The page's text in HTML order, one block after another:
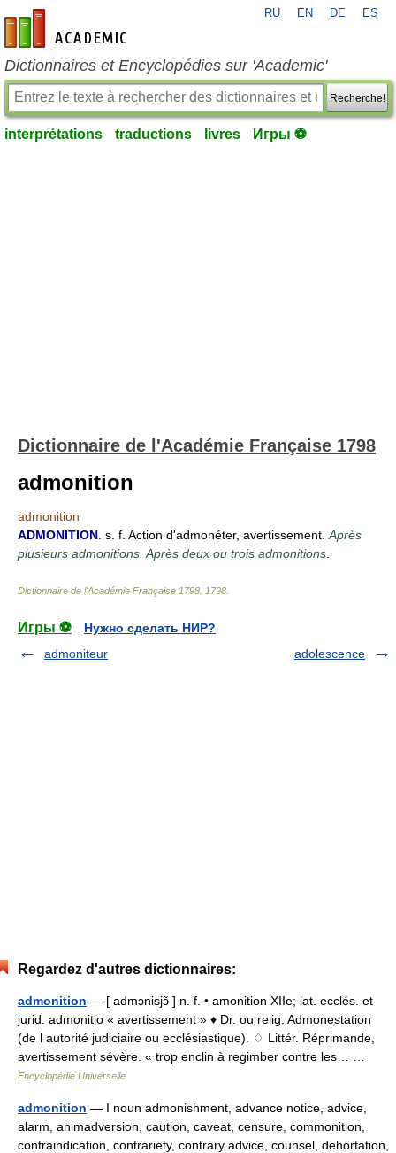
fr-academic.com
RU EN DE ES
Dictionnaires et Encyclopédies sur 'Academic'
Recherche!
interprétations traductions livres Игры ⚽
Dictionnaire de l'Académie Française 1798
admonition
admonition
ADMONITION . s. f. Action d'admonéter, avertissement. Après
plusieurs admonitions. Après deux ou trois admonitions
Dictionnaire de l'Académie Française 1798 1798
Игры ⚽
Нужно сделать НИР?
admoniteur
adolescence
Regardez d'autres dictionnaires:
admonition — [ admɔnisjɔ̃ ] n. f. • amonition XIIe; lat. ecclés. et
jurid. admonitio « avertissement » ♦ Dr. ou relig. Admonestation
(de l autorité judiciaire ou ecclésiastique). ♢ Littér. Réprimande,
avertissement sévère. « trop enclin à regimber contre les… …
Encyclopédie Universelle
admonition — I noun admonishment, advance notice, advice,
alarm, animadversion, caution, caveat, censure, commonition,
contraindication, contrariety, contrary advice, counsel, dehortation,